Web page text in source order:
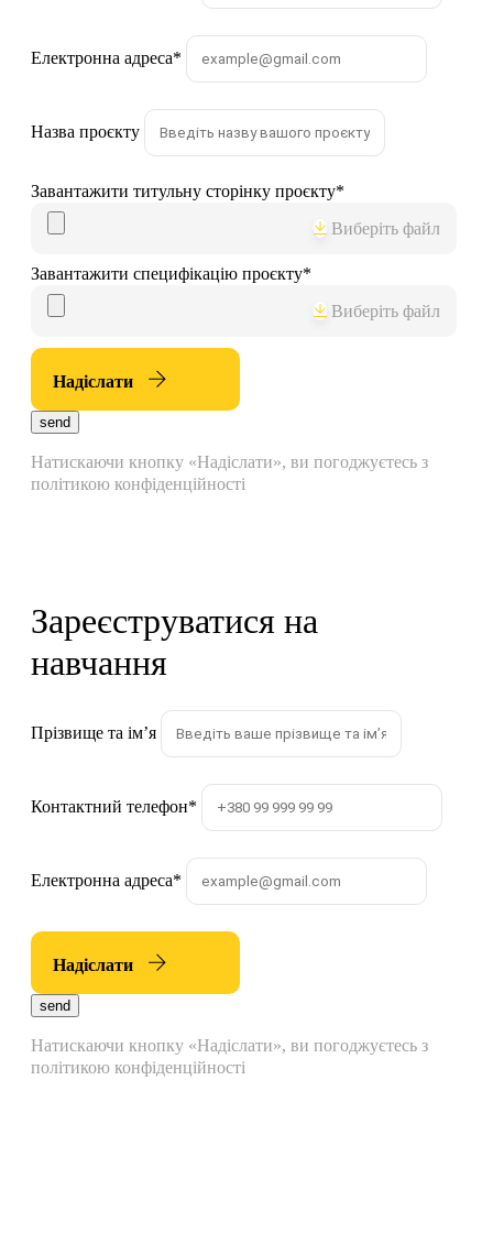
Електронна адреса*
Назва проєкту
Завантажити титульну сторінку проєкту*
Виберіть файл
Завантажити специфікацію проєкту*
Виберіть файл
Надіслати
send
Натискаючи кнопку «Надіслати», ви погоджуєтесь з
політикою конфіденційності
Зареєструватися на
навчання
Прізвище та імʼя
Контактний телефон*
Електронна адреса*
Надіслати
send
Натискаючи кнопку «Надіслати», ви погоджуєтесь з
політикою конфіденційності